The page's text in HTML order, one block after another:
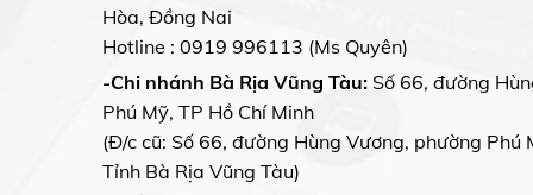
Hòa, Đồng Nai
Hotline : 0919 996113 (Ms Quyên)
-Chi nhánh Bà Rịa Vũng Tàu: Số 66, đường
Phú Mỹ, TP Hồ Chí Minh
(Đ/c cũ: Số 66, đường Hùng Vương, phường Phú
Tỉnh Bà Rịa Vũng Tàu)